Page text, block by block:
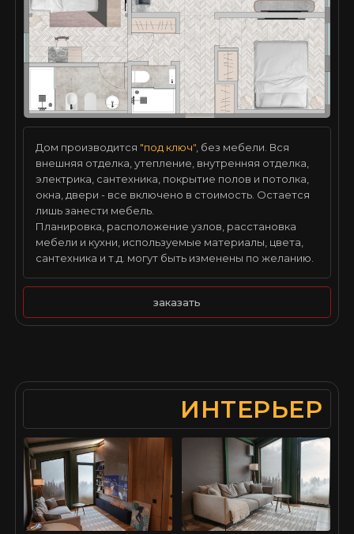
Дом производится "под ключ" , без мебели. Вся
внешняя отделка, утепление, внутренняя отделка,
электрика, сантехника, покрытие полов и потолка,
окна, двери - все включено в стоимость. Остается
лишь занести мебель.
Планировка, расположение узлов, расстановка
мебели и кухни, используемые материалы, цвета,
сантехника и т.д. могут быть изменены по желанию.
заказать
ИНТЕРЬЕР